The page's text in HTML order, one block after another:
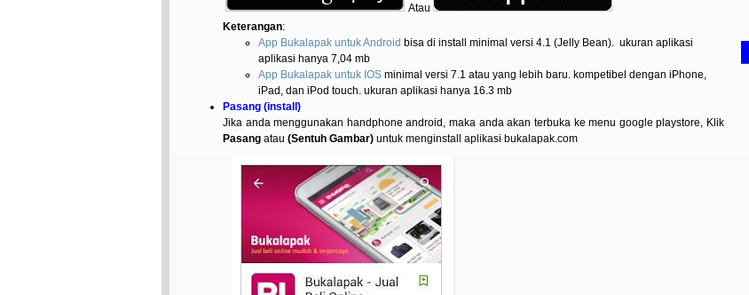
Atau
Keterangan:
App Bukalapak untuk Android bisa di install minimal versi 4.1 (Jelly Bean). ukuran aplikasi
aplikasi hanya 7,04 mb
App Bukalapak untuk IOS minimal versi 7.1 atau yang lebih baru. kompetibel dengan iPhone,
iPad, dan iPod touch. ukuran aplikasi hanya 16.3 mb
Pasang (install)
Jika anda menggunakan handphone android, maka anda akan terbuka ke menu google playstore, Klik
Pasang atau (Sentuh Gambar) untuk menginstall aplikasi bukalapak.com